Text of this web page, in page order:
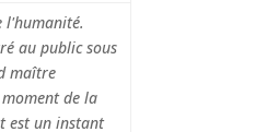
l'humanité.
au public sous
maître
de la
est un instant